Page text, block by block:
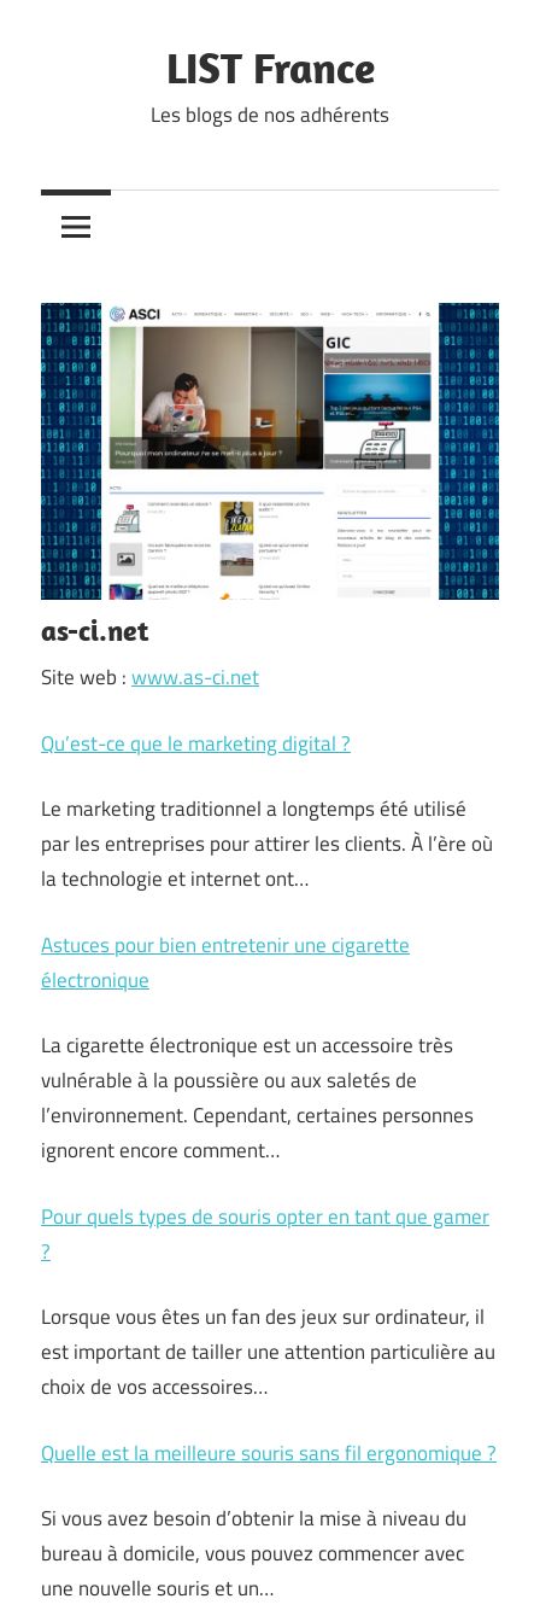
LIST France
Les blogs de nos adhérents
as-ci.net
Site web :www.as-ci.net
Qu’est-ce que le marketing digital ?
Le marketing traditionnel a longtemps été utilisé
par les entreprises pour attirer les clients. À l’ère où
la technologie et internet ont…
Astuces pour bien entretenir une cigarette
électronique
La cigarette électronique est un accessoire très
vulnérable à la poussière ou aux saletés de
l’environnement. Cependant, certaines personnes
ignorent encore comment…
Pour quels types de souris opter en tant que gamer
?
Lorsque vous êtes un fan des jeux sur ordinateur, il
est important de tailler une attention particulière au
choix de vos accessoires…
Quelle est la meilleure souris sans fil ergonomique ?
Si vous avez besoin d’obtenir la mise à niveau du
bureau à domicile, vous pouvez commencer avec
une nouvelle souris et un…